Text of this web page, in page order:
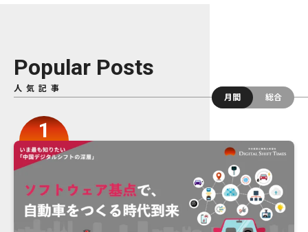
Popular Posts
人気記事
月間
総合